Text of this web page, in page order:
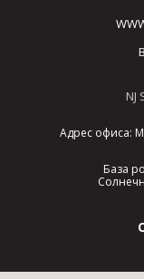
NJ
Адрес офиса:
База